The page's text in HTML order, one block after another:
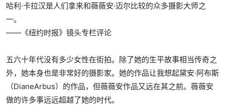
哈利·卡拉汉是人们拿来和薇薇安·迈尔比较的众多摄影大师之
一。
——《纽约时报》镜头专栏评论
五六十年代没有多少女性在街拍。除了她的生平故事相当传奇之
外，她本身也是非常好的摄影家。她的作品让我想起黛安·阿布斯
（DianeArbus）的作品，但薇薇安作品又远在其之前。薇薇安
做的许多事远远超越了她的时代。